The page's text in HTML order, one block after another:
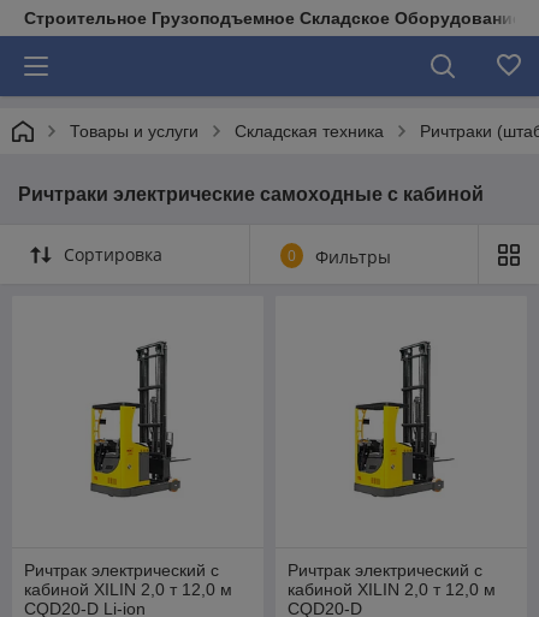
Строительное Грузоподъемное Складское Оборудование
Товары и услуги Складская техника Ричтраки
Ричтраки электрические самоходные с кабиной
Сортировка 0 Фильтры
Ричтрак электрический с
кабиной XILIN 2,0 т 12,0 м
CQD20-D Li-ion
Ричтрак электрический с
кабиной XILIN 2,0 т 12,0 м
CQD20-D